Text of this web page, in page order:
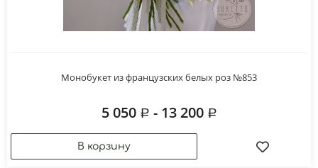
Монобукет из французских белых роз №853
5 050 - 13 200